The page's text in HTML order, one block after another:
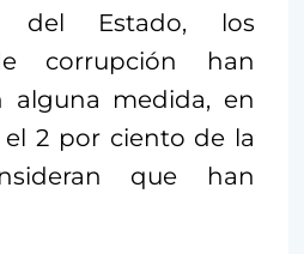
del Estado, los
corrupción han
alguna medida, en
2 por ciento de la
que han